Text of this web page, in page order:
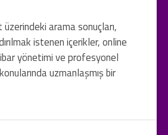
arama sonuçları,
istenen içerikler, online
yönetimi ve profesyonel
uzmanlaşmış bir